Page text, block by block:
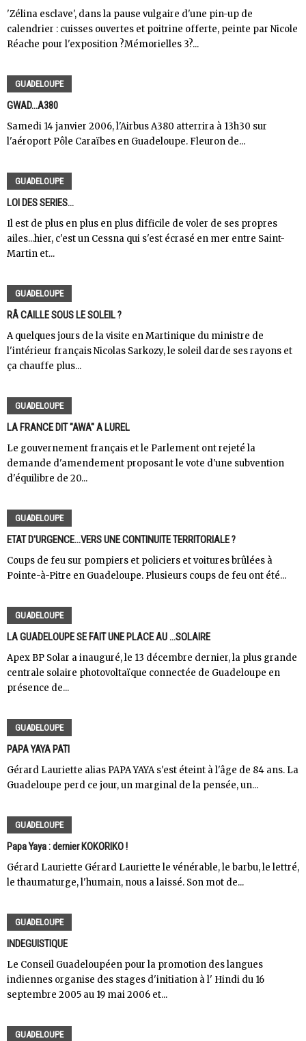
'Zélina esclave', dans la pause vulgaire d'une pin-up de
calendrier : cuisses ouvertes et poitrine offerte, peinte par Nicole
Réache pour l'exposition ?Mémorielles 3?...
GUADELOUPE
GWAD...A380
Samedi 14 janvier 2006, l'Airbus A380 atterrira à 13h30 sur
l'aéroport Pôle Caraïbes en Guadeloupe. Fleuron de...
GUADELOUPE
LOI DES SERIES...
Il est de plus en plus en plus difficile de voler de ses propres
ailes...hier, c'est un Cessna qui s'est écrasé en mer entre Saint-
Martin et...
GUADELOUPE
RÂ CAILLE SOUS LE SOLEIL ?
A quelques jours de la visite en Martinique du ministre de
l'intérieur français Nicolas Sarkozy, le soleil darde ses rayons et
ça chauffe plus...
GUADELOUPE
LA FRANCE DIT "AWA" A LUREL
Le gouvernement français et le Parlement ont rejeté la
demande d'amendement proposant le vote d'une subvention
d'équilibre de 20...
GUADELOUPE
ETAT D'URGENCE...VERS UNE CONTINUITE TERRITORIALE ?
Coups de feu sur pompiers et policiers et voitures brûlées à
Pointe-à-Pitre en Guadeloupe. Plusieurs coups de feu ont été...
GUADELOUPE
LA GUADELOUPE SE FAIT UNE PLACE AU ...SOLAIRE
Apex BP Solar a inauguré, le 13 décembre dernier, la plus grande
centrale solaire photovoltaïque connectée de Guadeloupe en
présence de...
GUADELOUPE
PAPA YAYA PATI
Gérard Lauriette alias PAPA YAYA s'est éteint à l'âge de 84 ans. La
Guadeloupe perd ce jour, un marginal de la pensée, un...
GUADELOUPE
Papa Yaya : dernier KOKORIKO !
Gérard Lauriette Gérard Lauriette le vénérable, le barbu, le lettré,
le thaumaturge, l'humain, nous a laissé. Son mot de...
GUADELOUPE
INDEGUISTIQUE
Le Conseil Guadeloupéen pour la promotion des langues
indiennes organise des stages d'initiation à l' Hindi du 16
septembre 2005 au 19 mai 2006 et...
GUADELOUPE